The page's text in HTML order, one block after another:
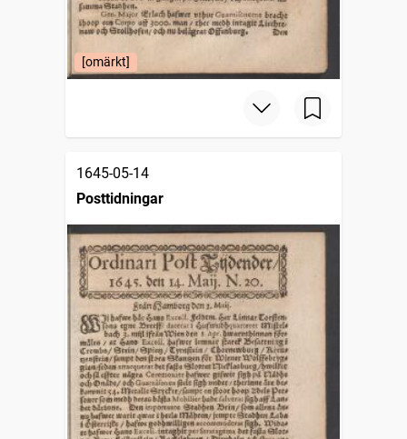
[omärkt]
1645-05-14
Posttidningar